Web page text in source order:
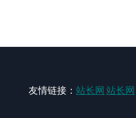
友情链接： 站长网 站长网